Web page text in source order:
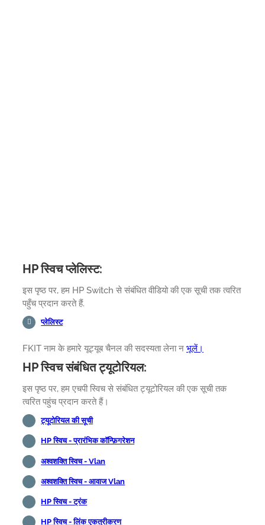
HP स्विच प्लेलिस्ट:
इस पृष्ठ पर, हम HP Switch से संबंधित वीडियो की एक सूची तक त्वरित
पहुँच प्रदान करते हैं.
प्लेलिस्ट
FKIT नाम के हमारे यूट्यूब चैनल की सदस्यता लेना न भूलें।
HP स्विच संबंधित ट्यूटोरियल:
इस पृष्ठ पर, हम एचपी स्विच से संबंधित ट्यूटोरियल की एक सूची तक
त्वरित पहुंच प्रदान करते हैं।
ट्यूटोरियल की सूची
HP स्विच - प्रारंभिक कॉन्फ़िगरेशन
अश्वशक्ति स्विच - Vlan
अश्वशक्ति स्विच - आवाज Vlan
HP स्विच - ट्रंक
HP स्विच - लिंक एकत्रीकरण